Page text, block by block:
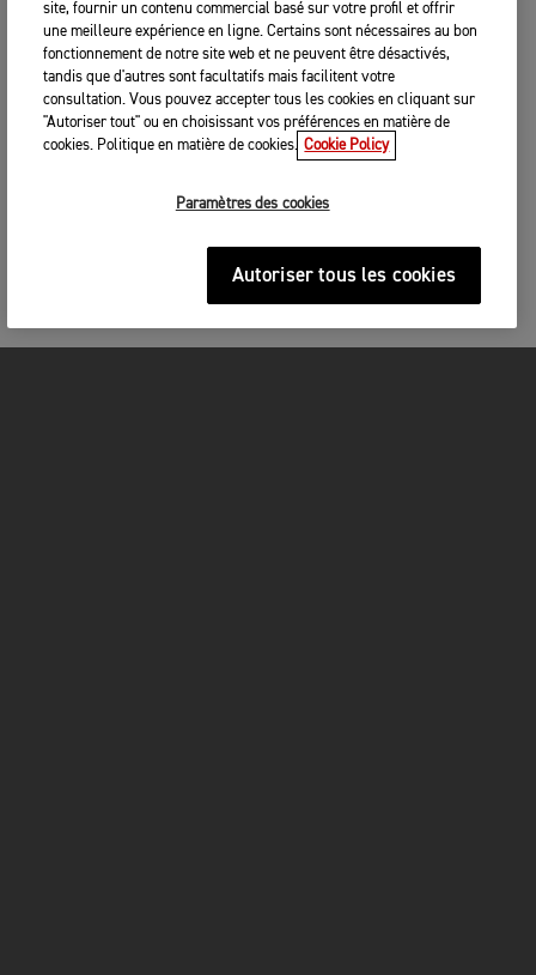
site, fournir un contenu commercial basé sur votre profil et offrir
une meilleure expérience en ligne. Certains sont nécessaires au bon
fonctionnement de notre site web et ne peuvent être désactivés,
tandis que d'autres sont facultatifs mais facilitent votre
consultation. Vous pouvez accepter tous les cookies en cliquant sur
"Autoriser tout" ou en choisissant vos préférences en matière de
cookies. Politique en matière de cookies. Cookie Policy
Paramètres des cookies
Autoriser tous les cookies